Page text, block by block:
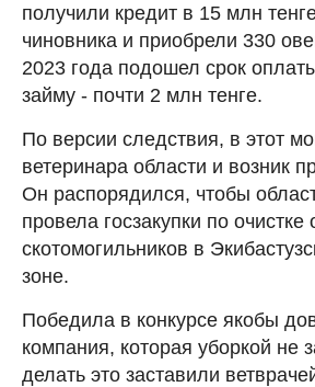
получили кредит в 15 млн
чиновника и приобрели 330
2023 года подошел срок
займу - почти 2 млн тенге.
По версии следствия, в этот
ветеринара области и возник
Он распорядился, чтобы
провела госзакупки по очистке
скотомогильников в
зоне.
Победила в конкурсе якобы
компания, которая уборкой не
делать это заставили